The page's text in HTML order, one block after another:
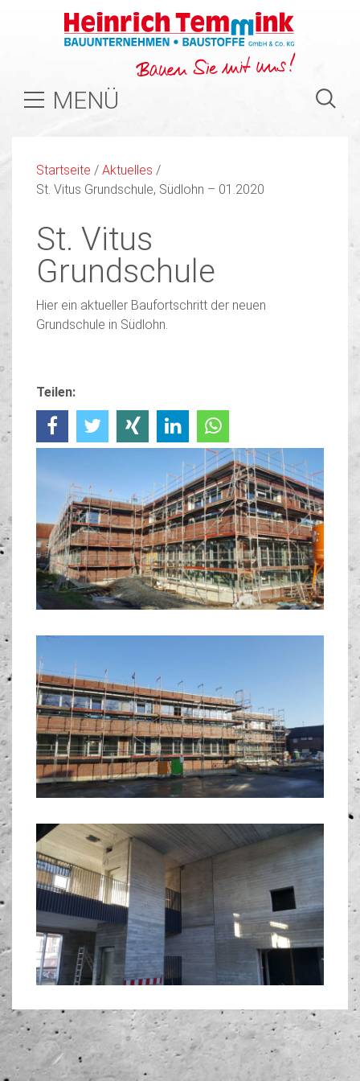
MENÜ
Startseite / Aktuelles /
St. Vitus Grundschule, Südlohn – 01.2020
St. Vitus
Grundschule
Hier ein aktueller Baufortschritt der neuen
Grundschule in Südlohn.
Teilen: